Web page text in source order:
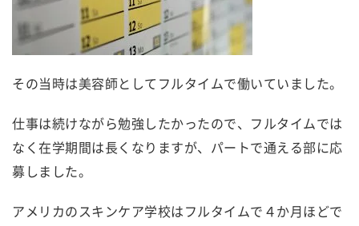
その当時は美容師としてフルタイムで働いていました。
仕事は続けながら勉強したかったので、フルタイムでは
なく在学期間は長くなりますが、パートで通える部に応
募しました。
アメリカのスキンケア学校はフルタイムで４か月ほどで